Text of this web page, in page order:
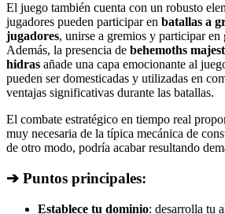
El juego también cuenta con un robusto
jugadores pueden participar en batallas a
jugadores, unirse a gremios y participar en
Además, la presencia de behemoths
hidras añade una capa emocionante al
pueden ser domesticadas y utilizadas en
ventajas significativas durante las batallas.
El combate estratégico en tiempo real
muy necesaria de la típica mecánica de
de otro modo, podría acabar resultando
➔ Puntos principales:
Establece tu dominio: desarrolla tu